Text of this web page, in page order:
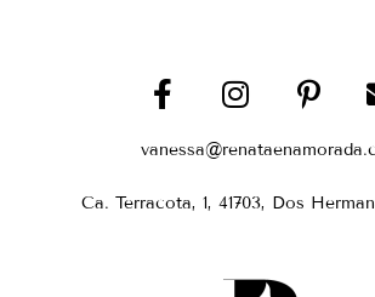
Ca. Terracota, 1, 41703, Dos